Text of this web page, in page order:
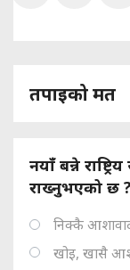
तपाइको मत
नयाँ बन्ने
राख्नुभएको छ ?
निक्कै
खोइ, खासै